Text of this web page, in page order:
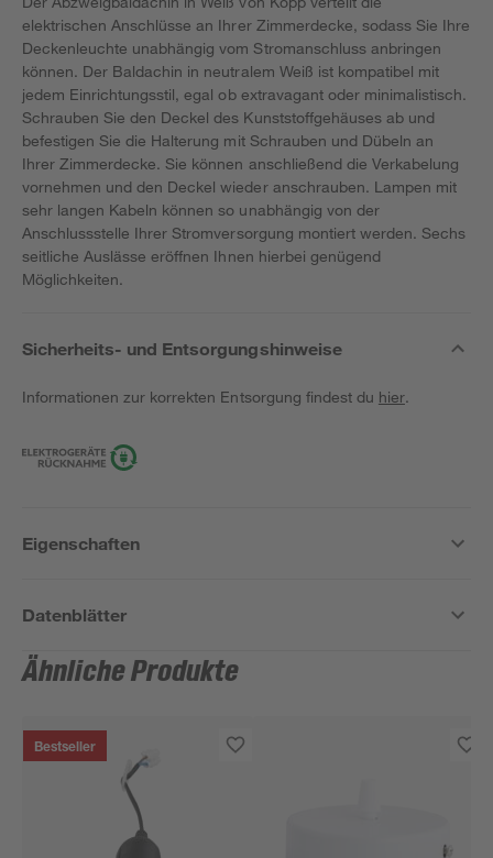
elektrischen Anschlüsse an Ihrer Zimmerdecke, sodass Sie Ihre
Deckenleuchte unabhängig vom Stromanschluss anbringen
können. Der Baldachin in neutralem Weiß ist kompatibel mit
jedem Einrichtungsstil, egal ob extravagant oder minimalistisch.
Schrauben Sie den Deckel des Kunststoffgehäuses ab und
befestigen Sie die Halterung mit Schrauben und Dübeln an
Ihrer Zimmerdecke. Sie können anschließend die Verkabelung
vornehmen und den Deckel wieder anschrauben. Lampen mit
sehr langen Kabeln können so unabhängig von der
Anschlussstelle Ihrer Stromversorgung montiert werden. Sechs
seitliche Auslässe eröffnen Ihnen hierbei genügend
Möglichkeiten.
Sicherheits- und Entsorgungshinweise
Informationen zur korrekten Entsorgung findest du hier.
Eigenschaften
Datenblätter
Ähnliche Produkte
Bestseller